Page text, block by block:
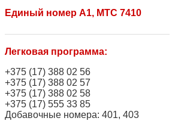
Единый номер A1, МТС 7410
Легковая программа:
+375 (17) 388 02 56
+375 (17) 388 02 57
+375 (17) 388 02 58
+375 (17) 555 33 85
Добавочные номера: 401, 403